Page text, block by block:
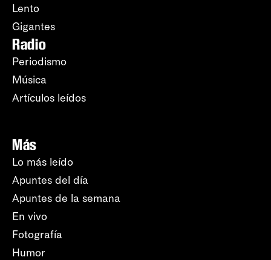
Lento
Gigantes
Radio
Periodismo
Música
Artículos leídos
Más
Lo más leído
Apuntes del día
Apuntes de la semana
En vivo
Fotografía
Humor